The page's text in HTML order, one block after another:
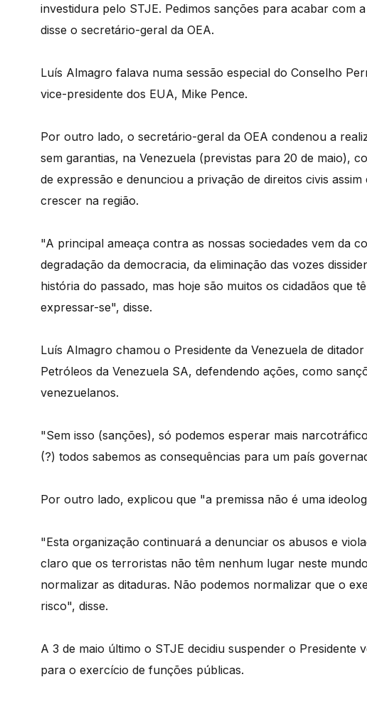
investidura pelo STJE. Pedimos sanções para acabar com
disse o secretário-geral da OEA.
Luís Almagro falava numa sessão especial do Conselho
vice-presidente dos EUA, Mike Pence.
Por outro lado, o secretário-geral da OEA condenou a
sem garantias, na Venezuela (previstas para 20 de maio),
de expressão e denunciou a privação de direitos civis
crescer na região.
"A principal ameaça contra as nossas sociedades vem da
degradação da democracia, da eliminação das vozes
história do passado, mas hoje são muitos os cidadãos que
expressar-se", disse.
Luís Almagro chamou o Presidente da Venezuela de
Petróleos da Venezuela SA, defendendo ações, como
venezuelanos.
"Sem isso (sanções), só podemos esperar mais
(?) todos sabemos as consequências para um país
Por outro lado, explicou que "a premissa não é uma
"Esta organização continuará a denunciar os abusos e
claro que os terroristas não têm nenhum lugar neste
normalizar as ditaduras. Não podemos normalizar que o
risco", disse.
A 3 de maio último o STJE decidiu suspender o Presidente
para o exercício de funções públicas.